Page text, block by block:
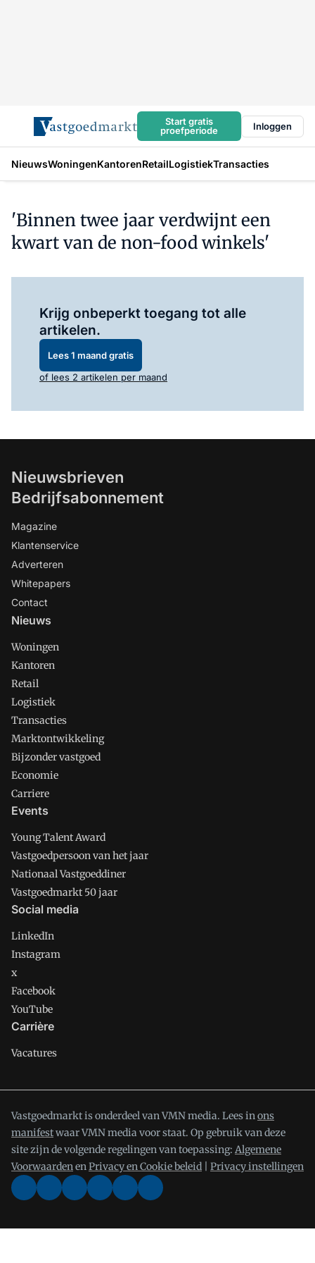
Start gratis
proefperiode
Inloggen
NieuwsWoningenKantorenRetailLogistiekTransacties
'Binnen twee jaar verdwijnt een
kwart van de non-food winkels'
Krijg onbeperkt toegang tot alle
artikelen.
Lees 1 maand gratis
of lees 2 artikelen per maand
Nieuwsbrieven
Bedrijfsabonnement
Magazine
Klantenservice
Adverteren
Whitepapers
Contact
Nieuws
Woningen
Kantoren
Retail
Logistiek
Transacties
Marktontwikkeling
Bijzonder vastgoed
Economie
Carriere
Events
Young Talent Award
Vastgoedpersoon van het jaar
Nationaal Vastgoeddiner
Vastgoedmarkt 50 jaar
Social media
LinkedIn
Instagram
x
Facebook
YouTube
Carrière
Vacatures
Vastgoedmarkt is onderdeel van VMN media. Lees inons
manifestwaar VMN media voor staat. Op gebruik van deze
site zijn de volgende regelingen van toepassing: Algemene
VoorwaardenenPrivacy en Cookie beleid Privacy instellingen